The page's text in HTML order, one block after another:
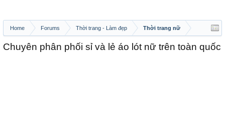
Home Forums Thời trang - Làm đẹp Thời trang nữ
Chuyên phân phối sỉ và lẻ áo lót nữ trên toàn quốc